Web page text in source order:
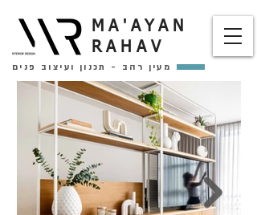
MA'AYAN
RAHAV
מעין רהב - תכנון ועיצוב פנים